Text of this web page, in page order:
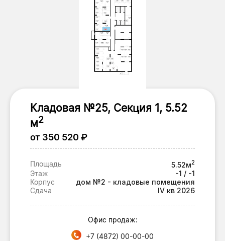
Кладовая №25, Секция 1, 5.52
м2
от 350 520 ₽
Площадь 5.52м2
Этаж
-1 / -1
Корпус
дом №2 - кладовые помещения
Сдача
IV кв 2026
Офис продаж:
+7 (4872) 00-00-00